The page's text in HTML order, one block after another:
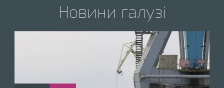
Новини галузі